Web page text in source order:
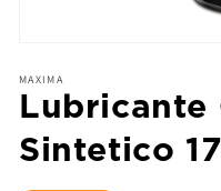
MAXIMA
Lubricante
Sintetico